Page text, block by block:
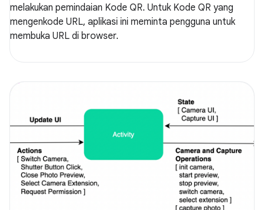
melakukan pemindaian Kode QR. Untuk Kode QR yang
mengenkode URL, aplikasi ini meminta pengguna untuk
membuka URL di browser.